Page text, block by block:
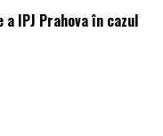
IPJ Prahova în cazul